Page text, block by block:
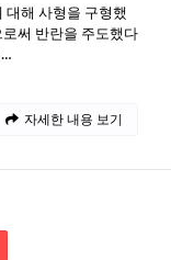
대해 사형을 구형했
써 반란을 주도했다
…
자세한 내용 보기